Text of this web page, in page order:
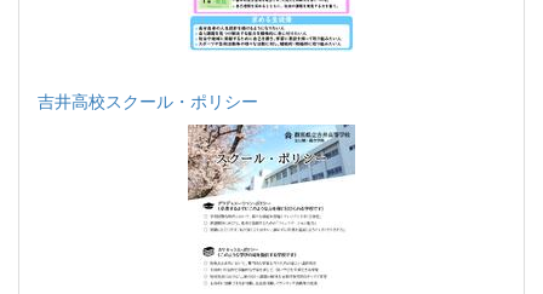
吉井高校スクール・ポリシー